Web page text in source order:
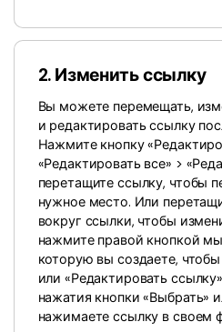
2. Изменить ссылку
Вы можете перемещать,
и редактировать ссылку
Нажмите кнопку
«Редактировать все» >
перетащите ссылку, чтобы
нужное место. Или
вокруг ссылки, чтобы
нажмите правой кнопкой
которую вы создаете,
или «Редактировать
нажатия кнопки «Выбрать»
нажимаете ссылку в своем